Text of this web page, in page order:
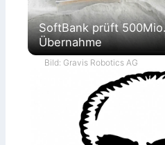
SoftBank prüft
Übernahme
Bild: Gravis Robotics AG